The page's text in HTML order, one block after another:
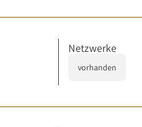
Netzwerke
vorhanden